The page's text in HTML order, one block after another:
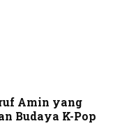
Amin yang
Budaya K-Pop